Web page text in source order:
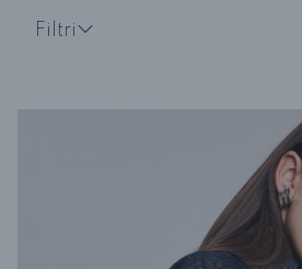
Filtri